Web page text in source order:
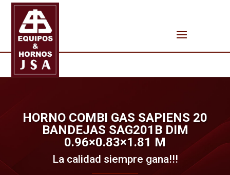
HORNO COMBI GAS SAPIENS 20
BANDEJAS SAG201B DIM
0.96×0.83×1.81 M
La calidad siempre gana!!!